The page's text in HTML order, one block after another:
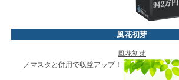
風花初芽
風花初芽
ノマスタと併用で収益アップ！